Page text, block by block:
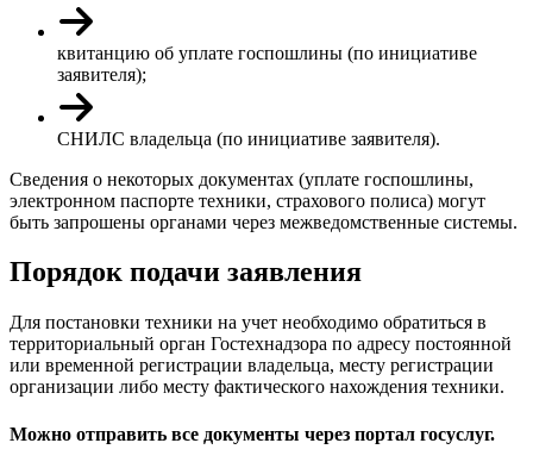
квитанцию об уплате госпошлины (по инициативе
заявителя);
СНИЛС владельца (по инициативе заявителя).
Сведения о некоторых документах (уплате госпошлины,
электронном паспорте техники, страхового полиса) могут
быть запрошены органами через межведомственные системы.
Порядок подачи заявления
Для постановки техники на учет необходимо обратиться в
территориальный орган Гостехнадзора по адресу постоянной
или временной регистрации владельца, месту регистрации
организации либо месту фактического нахождения техники.
Можно отправить все документы через портал госуслуг.